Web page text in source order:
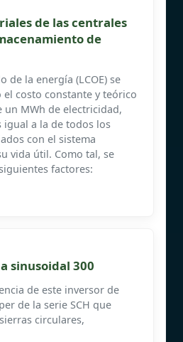
de las centrales
de
de la energía (LCOE) se
costo constante y teórico
un MWh de electricidad,
igual a la de todos los
con el sistema
vida útil. Como tal, se
factores:
sinusoidal 300
de este inversor de
de la serie SCH que
circulares,